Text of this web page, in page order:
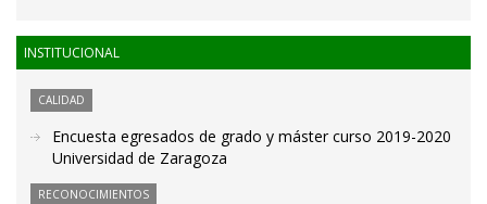
INSTITUCIONAL
CALIDAD
Encuesta egresados de grado y máster curso 2019-2020
Universidad de Zaragoza
RECONOCIMIENTOS